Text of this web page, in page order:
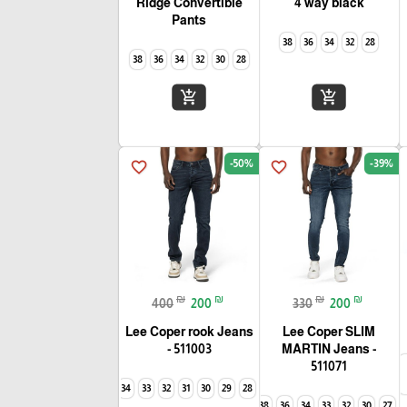
4 way black
28
32
34
36
38
add_shopping_cart
Ridge Convertible
Pants
28
30
32
34
36
38
add_shopping_cart
favorite_border -39%
330 ₪ 200 ₪
Lee Coper SLIM
MARTIN Jeans -
511071
favorite_border -50%
400 ₪ 200 ₪
Lee Coper rook Jeans
- 511003
28
29
30
31
32
33
34